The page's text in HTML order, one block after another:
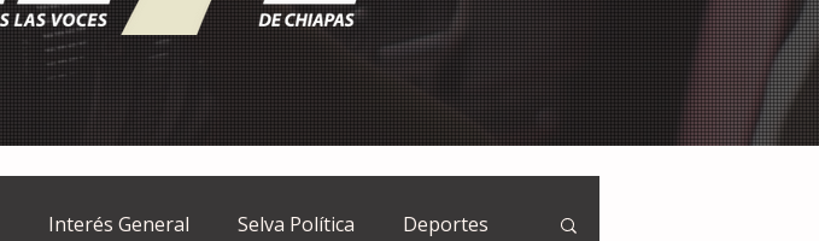
Interés General Selva Política Deportes